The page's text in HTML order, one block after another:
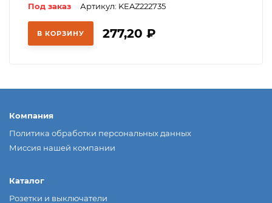
Под заказ Артикул: KEAZ222735
В КОРЗИНУ 277,20 ₽
Компания
Политика обработки персональных данных
Миссия нашей компании
Каталог
Розетки и выключатели